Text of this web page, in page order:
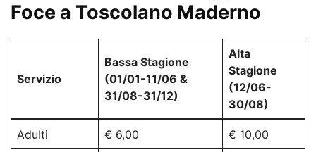
Foce a Toscolano Maderno
Servizio
Bassa Stagione
(01/01-11/06 &
31/08-31/12)
Alta
Stagione
(12/06-
30/08)
Adulti € 6,00 € 10,00